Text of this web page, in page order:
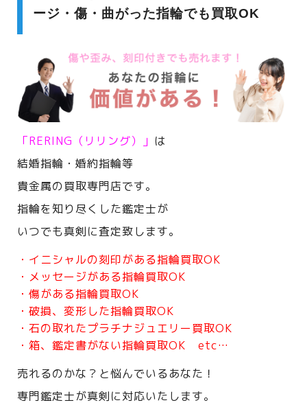
ージ・傷・曲がった指輪でも買取OK
「RERING（リリング）」 は
結婚指輪・婚約指輪等
貴金属の買取専門店です。
指輪を知り尽くした鑑定士が
いつでも真剣に査定致します。
・イニシャルの刻印がある指輪買取OK
・メッセージがある指輪買取OK
・傷がある指輪買取OK
・破損、変形した指輪買取OK
・石の取れたプラチナジュエリー買取OK
・箱、鑑定書がない指輪買取OK etc…
売れるのかな？と悩んでいるあなた！
専門鑑定士が真剣に対応いたします。